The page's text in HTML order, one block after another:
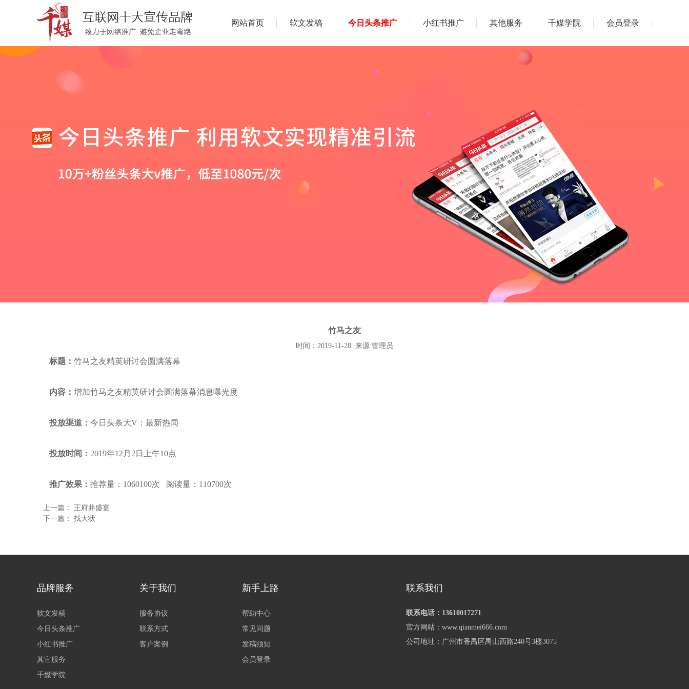
网站首页 软文发稿 今日头条推广 小红书推广 其他服务 千媒学院 会员登录
竹马之友
时间：2019-11-28 来源:管理员
标题： 竹马之友精英研讨会圆满落幕
内容： 增加竹马之友精英研讨会圆满落幕消息曝光度
投放渠道： 今日头条大V：最新热闻
投放时间： 2019年12月2日上午10点
推广效果： 推荐量：1060100次 阅读量：110700次
上一篇：
王府井盛宴
下一篇：
找大状
品牌服务
软文发稿
今日头条推广
小红书推广
其它服务
千媒学院
关于我们
服务协议
联系方式
客户案例
新手上路
帮助中心
常见问题
发稿须知
会员登录
联系我们
联系电话：13610017271
官方网站：www.qianmei666.com
公司地址：广州市番禺区禺山西路240号3楼3075